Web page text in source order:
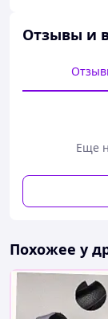
захистом
сидіння
захистом
легке
Задні
Отзывы и
Еще
Похожее у